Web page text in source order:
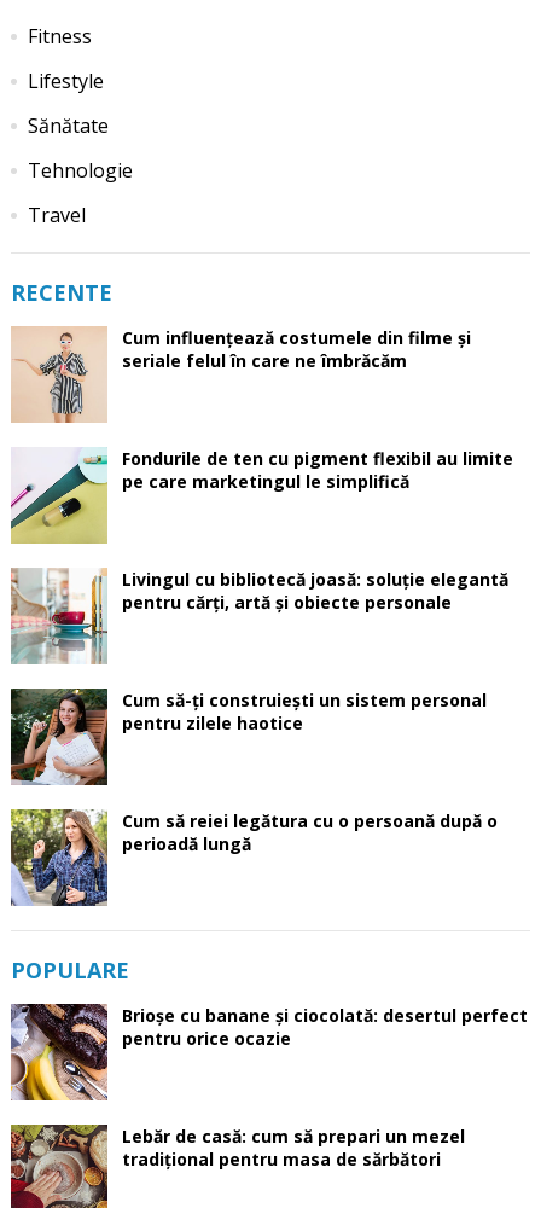
Fitness
Lifestyle
Sănătate
Tehnologie
Travel
RECENTE
Cum influențează costumele din filme și
seriale felul în care ne îmbrăcăm
Fondurile de ten cu pigment flexibil au limite
pe care marketingul le simplifică
Livingul cu bibliotecă joasă: soluție elegantă
pentru cărți, artă și obiecte personale
Cum să-ți construiești un sistem personal
pentru zilele haotice
Cum să reiei legătura cu o persoană după o
perioadă lungă
POPULARE
Brioșe cu banane și ciocolată: desertul perfect
pentru orice ocazie
Lebăr de casă: cum să prepari un mezel
tradițional pentru masa de sărbători